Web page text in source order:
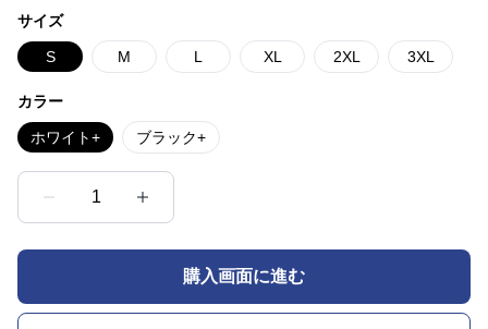
サイズ
S M L XL 2XL 3XL
カラー
ホワイト+ ブラック+
1
購入画面に進む